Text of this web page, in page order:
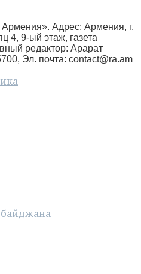
Адрес: Армения, г.
4, 9-ый этаж, газета
редактор: Арарат
Эл. почта: contact@ra.am